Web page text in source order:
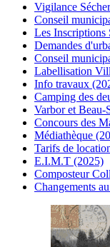
Vigilance
Conseil
Les Inscriptions
Demandes
Conseil
Labellisation
Info travaux
Camping des
Varbor et Beau-
Concours des
Médiathèque
Tarifs de
E.I.M.T (2025)
Composteur
Changements